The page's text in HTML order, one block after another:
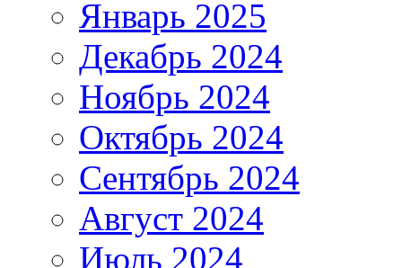
Январь 2025
Декабрь 2024
Ноябрь 2024
Октябрь 2024
Сентябрь 2024
Август 2024
Июль 2024